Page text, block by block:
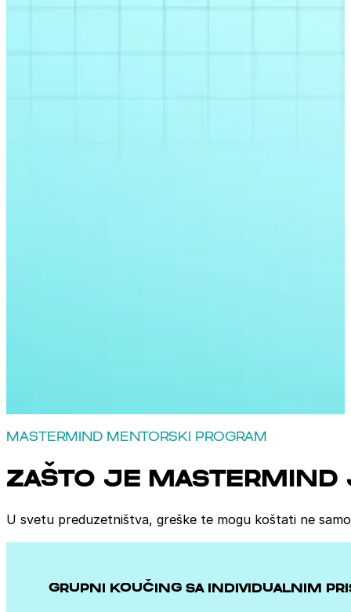
MASTERMIND MENTORSKI PROGRAM
ZAŠTO JE
U svetu preduzetništva, greške te mogu koštati ne
GRUPNI KOUČING SA INDIVIDUALNIM